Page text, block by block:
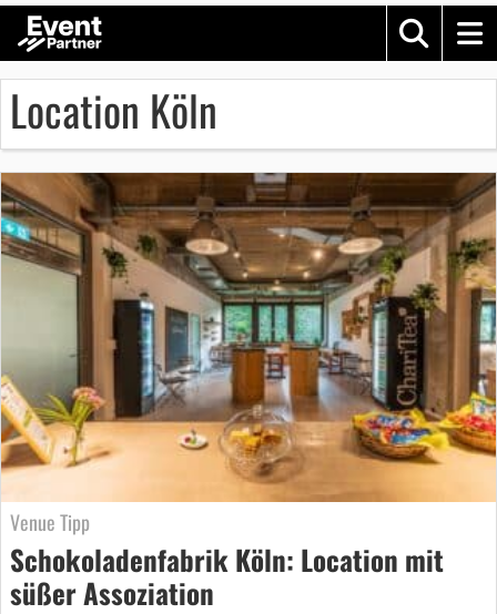
Location Köln
Venue Tipp
Schokoladenfabrik Köln: Location mit
süßer Assoziation